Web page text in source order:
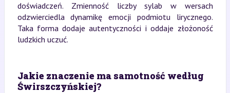
doświadczeń. Zmienność liczby sylab w wersach
odzwierciedla dynamikę emocji podmiotu lirycznego.
Taka forma dodaje autentyczności i oddaje złożoność
ludzkich uczuć.
Jakie znaczenie ma samotność według
Świrszczyńskiej?